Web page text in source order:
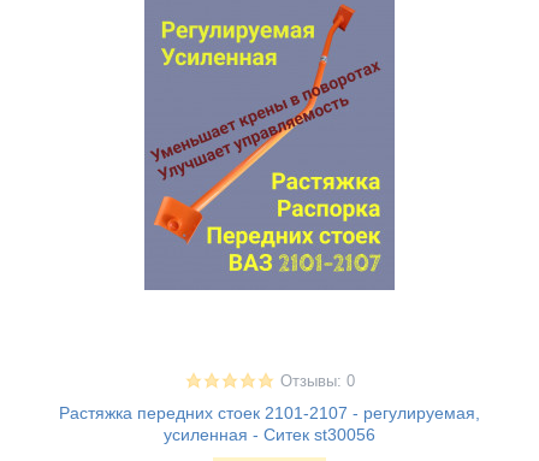
Отзывы: 0
Растяжка передних стоек 2101-2107 - регулируемая,
усиленная - Ситек st30056